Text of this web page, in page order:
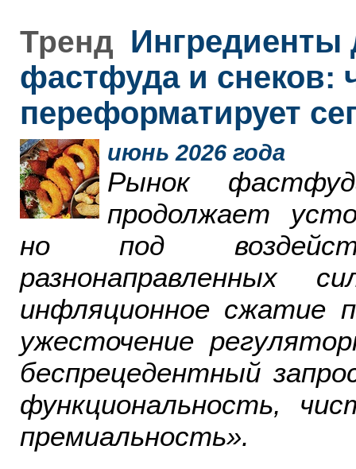
Тренд Ингредиенты
фастфуда и снеков:
переформатирует
июнь 2026 года
Рынок
продолжает
но под
инфляционное сжатие
ужесточение
беспрецедентный
функциональность,
премиальность».